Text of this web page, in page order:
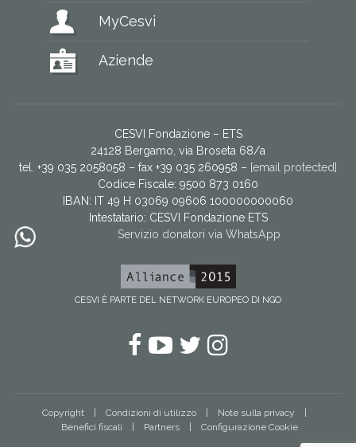
MyCesvi
Aziende
CESVI Fondazione – ETS
24128 Bergamo, via Broseta 68/a
tel. +39 035 2058058 – fax +39 035 260958 – [email protected]
Codice Fiscale: 9500 873 0160
IBAN: IT 49 H 03069 09606 100000000060
Intestatario: CESVI Fondazione ETS
Servizio donatori via WhatsApp
CESVI È PARTE DEL NETWORK EUROPEO DI NGO
Facebook
YouTube
Twitter
Instagram
Copyright Condizioni di utilizzo
Note sulla privacy
Benefici fiscali
Partners Configurazione Cookie